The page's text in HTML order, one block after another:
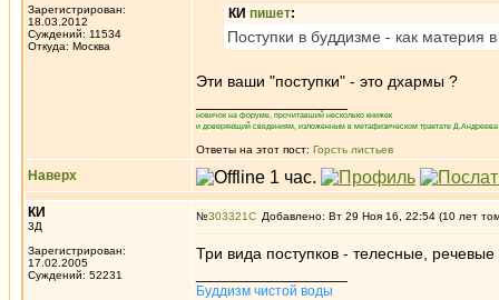
Зарегистрирован:
18.03.2012
Суждений: 11534
Откуда: Москва
КИ пишет:
Поступки в буддизме - как материя
Эти ваши "поступки" - это дхармы ?
новичок на форуме, прочитавший несколько книжек
и доверяющий сведениям, изложенным в метафизическом трактате
Ответы на этот пост: Горсть листьев
Наверх
КИ
3Д
Зарегистрирован:
17.02.2005
Суждений: 52231
№303321 Добавлено: Вт 29 Ноя 16, 22:54 (10 лет
Три вида поступков - телесные,
Буддизм чистой воды